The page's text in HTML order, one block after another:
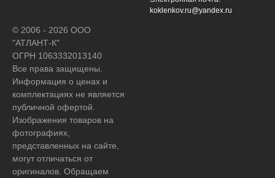
© 2006 - 2026 ООО
"АТЛАНТ-К"
ОГРН 1063332013140
Все права защищены.
Информация о ценах и
комплектациях не является
публичной офертой.
Изображения товаров на
фотографиях,
представленных на сайте,
могут отличаться от
оригиналов. Обращаем
koklenkov.ru@yandex.ru